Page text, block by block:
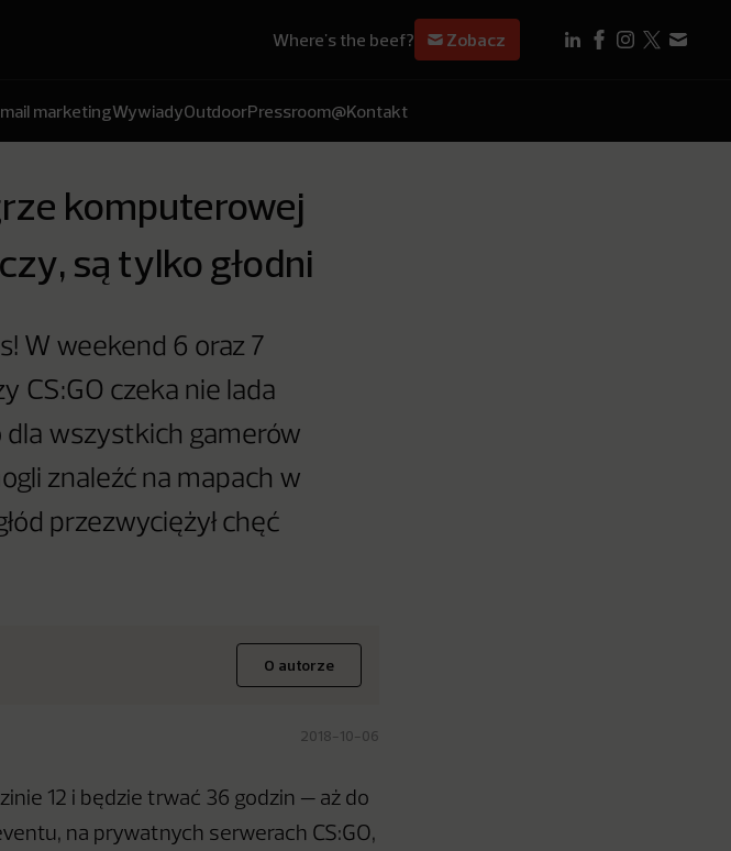
Where's the beef? Zobacz
marketingWywiadyOutdoorPressroom@Kontakt
komputerowej
są tylko głodni
W weekend 6 oraz 7
CS:GO czeka nie lada
dla wszystkich gamerów
znaleźć na mapach w
przezwyciężył chęć
O autorze
2018-10-06
12 i będzie trwać 36 godzin — aż do
na prywatnych serwerach CS:GO,